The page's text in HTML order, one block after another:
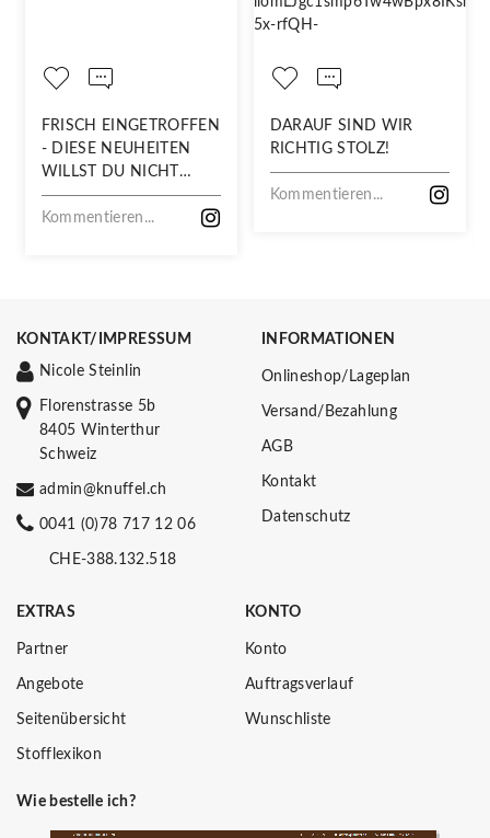
FRISCH EINGETROFFEN
- DIESE NEUHEITEN
WILLST DU NICHT
VERPASSEN!
Kommentieren...
DARAUF SIND WIR
RICHTIG STOLZ!
Kommentieren...
KONTAKT/IMPRESSUM
Nicole Steinlin
Florenstrasse 5b
8405 Winterthur
Schweiz
admin@knuffel.ch
0041 (0)78 717 12 06
CHE-388.132.518
INFORMATIONEN
Onlineshop/Lageplan
Versand/Bezahlung
AGB
Kontakt
Datenschutz
EXTRAS
Partner
Angebote
Seitenübersicht
Stofflexikon
KONTO
Konto
Auftragsverlauf
Wunschliste
Wie bestelle ich?